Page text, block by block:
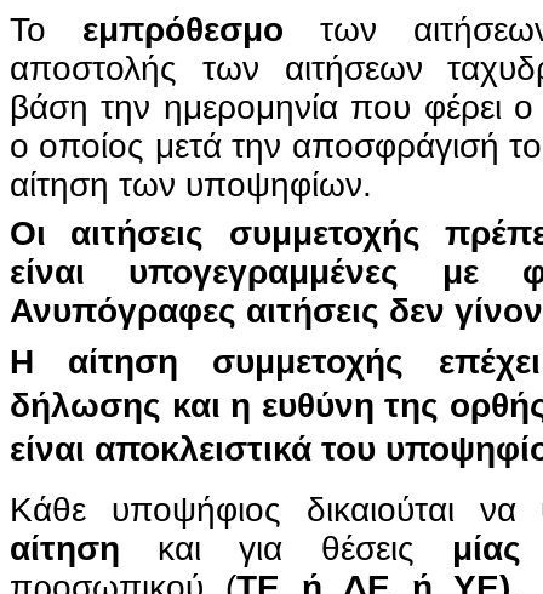
Το εμπρόθεσμο των
αποστολής των αιτήσεων
βάση την ημερομηνία που φέρει
ο οποίος μετά την αποσφράγισή
αίτηση των υποψηφίων.
Οι αιτήσεις συμμετοχής
είναι υπογεγραμμένες με
Ανυπόγραφες αιτήσεις δεν
Η αίτηση συμμετοχής
δήλωσης και η ευθύνη της
είναι αποκλειστικά του
Κάθε υποψήφιος δικαιούται
αίτηση και για θέσεις